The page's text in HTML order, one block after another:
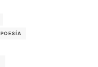
POESÍA